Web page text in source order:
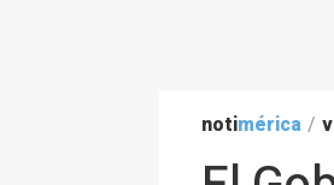
notimérica /